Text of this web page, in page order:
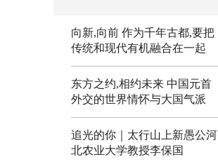
向新,向前 作为千年古都,要把
传统和现代有机融合在一起
东方之约,相约未来 中国元首
外交的世界情怀与大国气派
追光的你｜太行山上新愚公河
北农业大学教授李保国